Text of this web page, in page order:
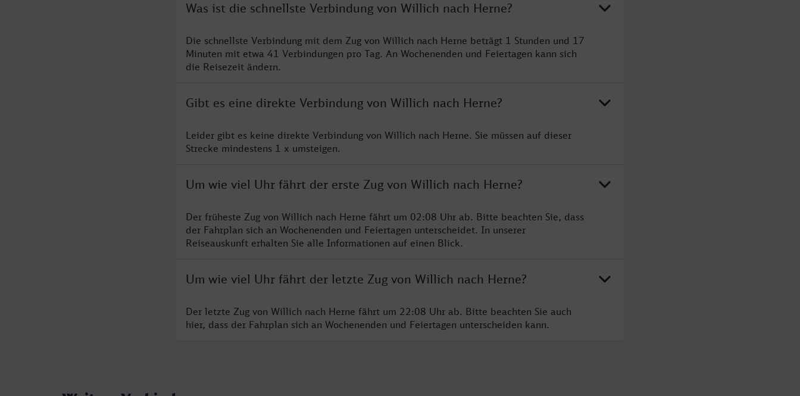
Was ist die schnellste Verbindung von Willich nach Herne?
Die schnellste Verbindung mit dem Zug von Willich nach Herne beträgt 1 Stunden und 17
Minuten mit etwa 41 Verbindungen pro Tag. An Wochenenden und Feiertagen kann sich
die Reisezeit ändern.
Gibt es eine direkte Verbindung von Willich nach Herne?
Leider gibt es keine direkte Verbindung von Willich nach Herne. Sie müssen auf dieser
Strecke mindestens 1 x umsteigen.
Um wie viel Uhr fährt der erste Zug von Willich nach Herne?
Der früheste Zug von Willich nach Herne fährt um 02:08 Uhr ab. Bitte beachten Sie, dass
der Fahrplan sich an Wochenenden und Feiertagen unterscheidet. In unserer
Reiseauskunft erhalten Sie alle Informationen auf einen Blick.
Um wie viel Uhr fährt der letzte Zug von Willich nach Herne?
Der letzte Zug von Willich nach Herne fährt um 22:08 Uhr ab. Bitte beachten Sie auch
hier, dass der Fahrplan sich an Wochenenden und Feiertagen unterscheiden kann.